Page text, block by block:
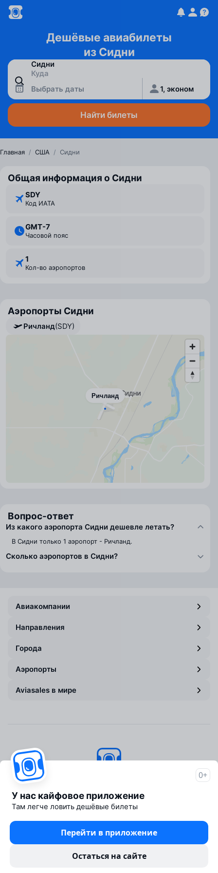
Дешёвые авиабилеты
из Сидни
Выбрать даты 1, эконом
Найти билеты
Главная / США / Сидни
Общая информация о Сидни
SDY
Код ИАТА
GMT-7
Часовой пояс
1
Кол-во аэропортов
Аэропорты Сидни
Ричланд(SDY)
Ричланд
Вопрос-ответ
Из какого аэропорта Сидни дешевле летать?
В Сидни только 1 аэропорт - Ричланд.
Сколько аэропортов в Сидни?
Авиакомпании
Направления
Города
Аэропорты
Aviasales в мире
Об Авиасейлс
Пресс‑центр
Travelpayouts
Партнёрская программа
0+
У нас кайфовое приложение
Там легче ловить дешёвые билеты
Перейти в приложение
Остаться на сайте